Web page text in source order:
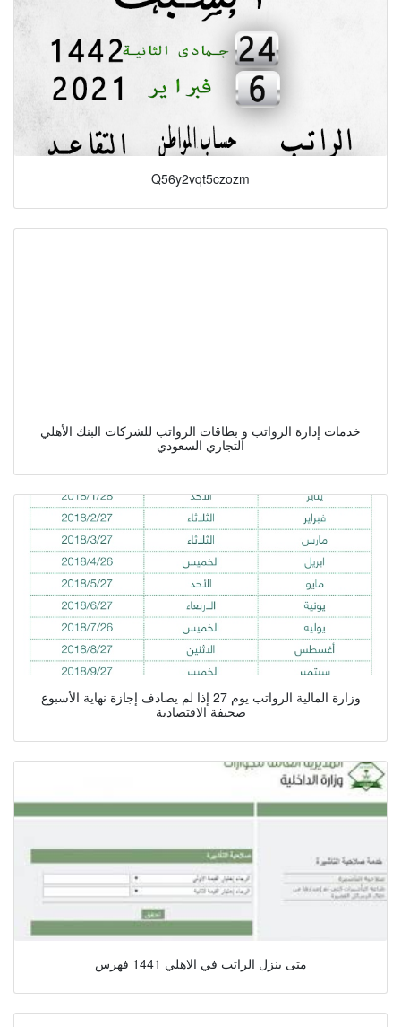
Q56y2vqt5czozm
خدمات إدارة الرواتب و بطاقات الرواتب للشركات البنك الأهلي
التجاري السعودي
وزارة المالية الرواتب يوم 27 إذا لم يصادف إجازة نهاية الأسبوع
صحيفة الاقتصادية
متى ينزل الراتب في الاهلي 1441 فهرس